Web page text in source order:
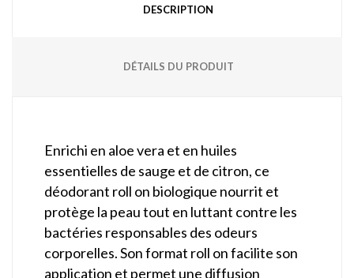
DESCRIPTION
DÉTAILS DU PRODUIT
Enrichi en aloe vera et en huiles
essentielles de sauge et de citron, ce
déodorant roll on biologique nourrit et
protège la peau tout en luttant contre les
bactéries responsables des odeurs
corporelles. Son format roll on facilite son
application et permet une diffusion